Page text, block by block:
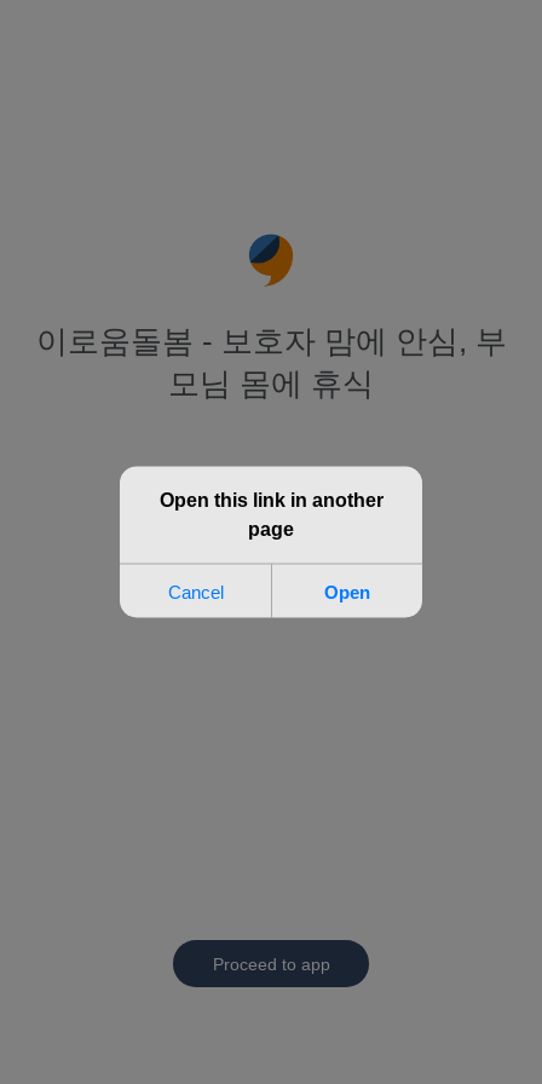
이로움돌봄 - 보호자 맘에 안심, 부
모님 몸에 휴식
Proceed to app